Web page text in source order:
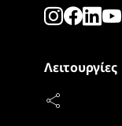
Λειτουργίες